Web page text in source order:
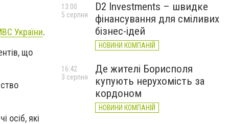
України.
що
осіб, які
D2 Investments – швидке
фінансування для сміливих
бізнес-ідей
НОВИНИ КОМПАНІЙ
13:00
5 серпня
Де жителі Борисполя
купують нерухомість за
кордоном
НОВИНИ КОМПАНІЙ
16:42
3 серпня